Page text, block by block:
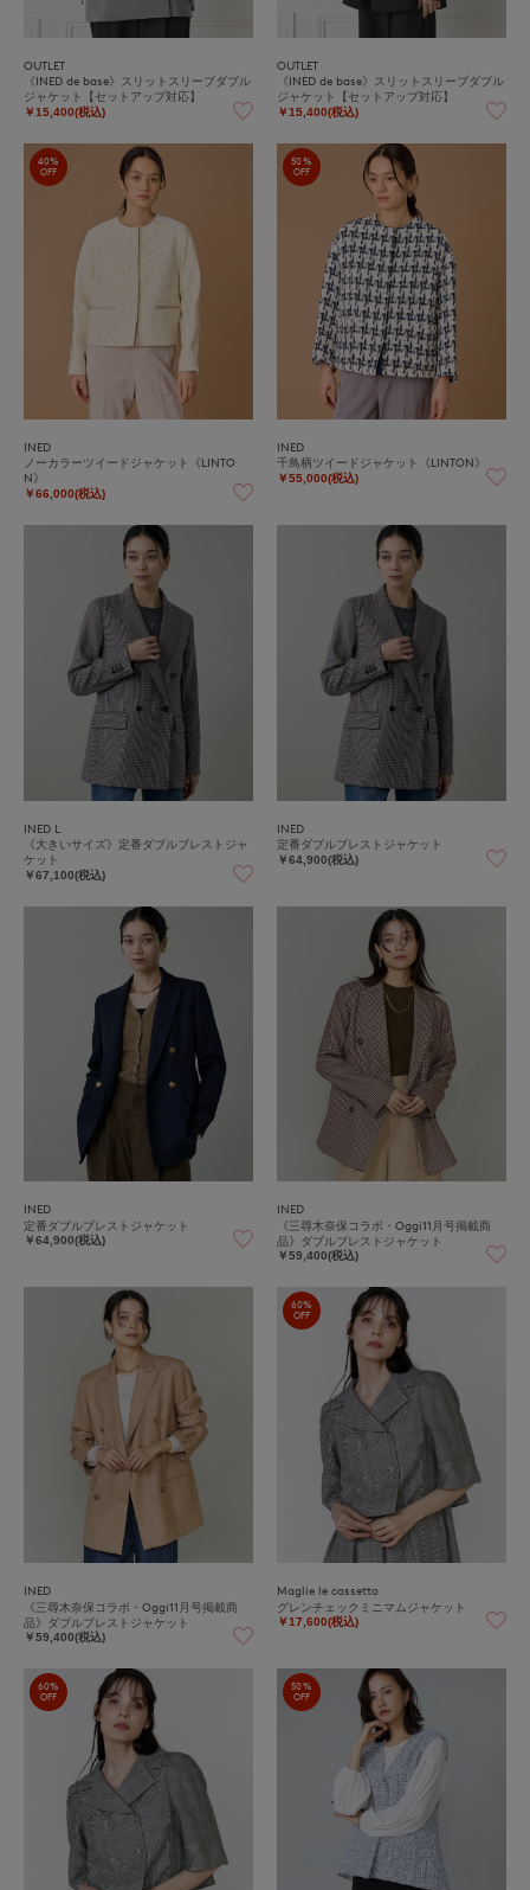
OUTLET
《INED de base》スリットスリーブダブル
ジャケット【セットアップ対応】
￥15,400(税込)
OUTLET
《INED de base》スリットスリーブダブル
ジャケット【セットアップ対応】
￥15,400(税込)
40%
OFF
INED
ノーカラーツイードジャケット《LINTO
N》
￥66,000(税込)
50%
OFF
INED
千鳥柄ツイードジャケット《LINTON》
￥55,000(税込)
INED L
《大きいサイズ》定番ダブルブレストジャ
ケット
￥67,100(税込)
INED
定番ダブルブレストジャケット
￥64,900(税込)
INED
定番ダブルブレストジャケット
￥64,900(税込)
INED
《三尋木奈保コラボ・Oggi11月号掲載商
品》ダブルブレストジャケット
￥59,400(税込)
INED
《三尋木奈保コラボ・Oggi11月号掲載商
品》ダブルブレストジャケット
￥59,400(税込)
60%
OFF
Maglie le cassetto
グレンチェックミニマムジャケット
￥17,600(税込)
60%
OFF
50%
OFF